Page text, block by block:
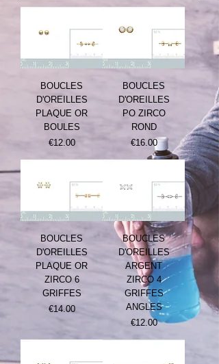
BOUCLES
D'OREILLES
PLAQUE OR
BOULES
Prix
€12.00
BOUCLES
D'OREILLES
PO ZIRCO
ROND
Prix
€16.00
BOUCLES
D'OREILLES
PLAQUE OR
ZIRCO 6
GRIFFES
Prix
€14.00
BOUCLES
D'OREILLES
ARGENT
ZIRCO 4
GRIFFES
ANGLES
Prix
€12.00